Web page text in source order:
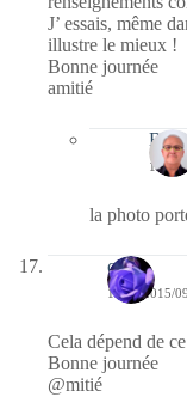
J’ essais, même
illustre le mieux !
Bonne journée
amitié
11/
la photo
covix
11/06/2015/
Cela dépend de
Bonne journée
@mitié